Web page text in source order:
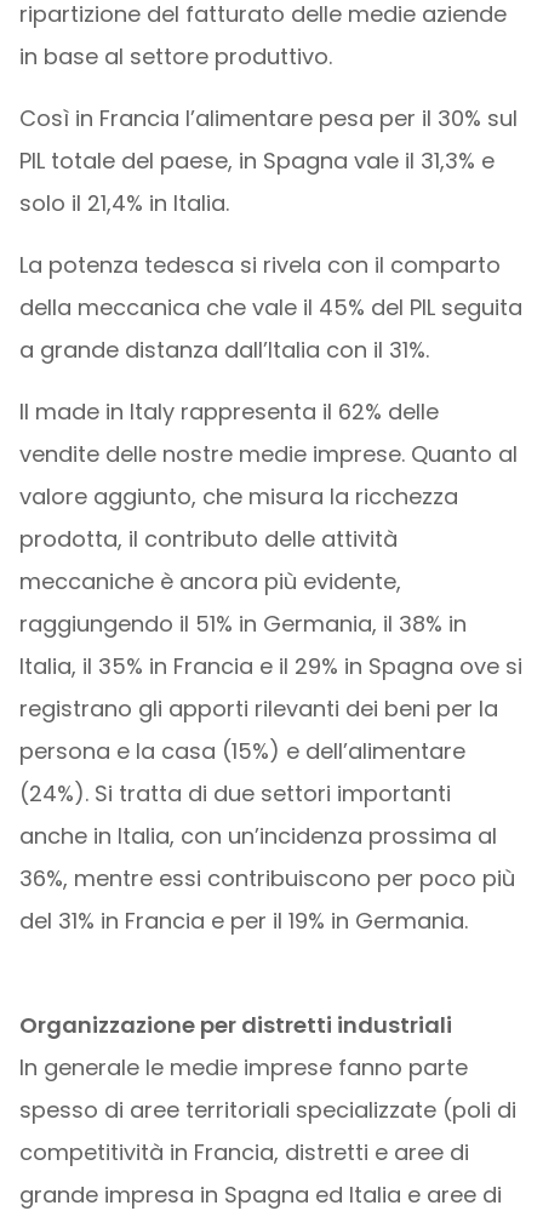
ripartizione del fatturato delle medie aziende
in base al settore produttivo.
Così in Francia l’alimentare pesa per il 30% sul
PIL totale del paese, in Spagna vale il 31,3% e
solo il 21,4% in Italia.
La potenza tedesca si rivela con il comparto
della meccanica che vale il 45% del PIL seguita
a grande distanza dall’Italia con il 31%.
Il made in Italy rappresenta il 62% delle
vendite delle nostre medie imprese. Quanto al
valore aggiunto, che misura la ricchezza
prodotta, il contributo delle attività
meccaniche è ancora più evidente,
raggiungendo il 51% in Germania, il 38% in
Italia, il 35% in Francia e il 29% in Spagna ove si
registrano gli apporti rilevanti dei beni per la
persona e la casa (15%) e dell’alimentare
(24%). Si tratta di due settori importanti
anche in Italia, con un’incidenza prossima al
36%, mentre essi contribuiscono per poco più
del 31% in Francia e per il 19% in Germania.
Organizzazione per distretti industriali
In generale le medie imprese fanno parte
spesso di aree territoriali specializzate (poli di
competitività in Francia, distretti e aree di
grande impresa in Spagna ed Italia e aree di